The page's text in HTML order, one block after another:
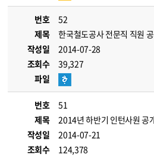
번호
52
제목
한국철도공사 전문직 직원
작성일
2014-07-28
조회수
39,327
파일
번호
51
제목
2014년 하반기 인턴사원 공
작성일
2014-07-21
조회수
124,378